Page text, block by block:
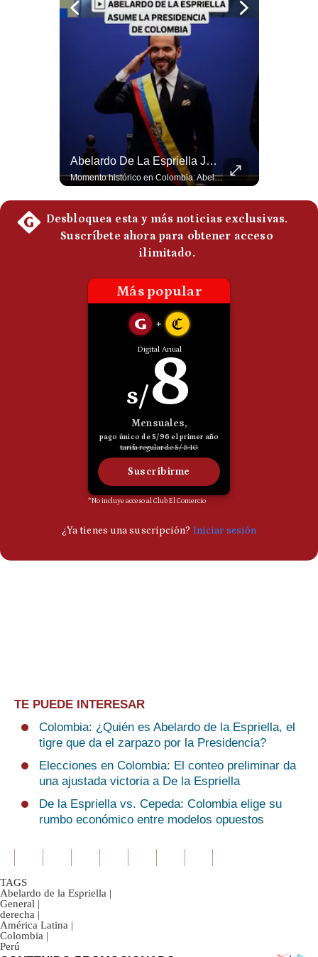
Abelardo De La Espriella Juramenta Como Nuevo Presidente | Gestión Mundo
Momento histórico en Colombia: Abelardo de la Espriella prestó juramento y recibió la banda presidencial en la Arena USC de Cali, convirtiéndose oficialmente en el nuevo Presidente de la República para el periodo 2026-2030. Por primera vez en la historia reciente del país, la investidura presidencial se celebró fuera de Bogotá. ¿Qué opinas del inicio de este nuevo mandato constitucional? #DeLaEspriella #Colombia #PosesionPresidencial #Cali #Shorts 👉 Suscríbete y activa la campana para no perderte nuestro análisis diario. 🌎 Síguenos en nuestras redes sociales: 📌 Web oficial: https://gestion.pe/mundo/ 📌 LinkedIn: http://bit.ly/3HYIET0 📌 X (Twitter): http://bit.ly/4noZtX9 📌 TikTok: http://bit.ly/4evB6TO
TE PUEDE INTERESAR
Colombia: ¿Quién es Abelardo de la Espriella, el
tigre que da el zarpazo por la Presidencia?
Elecciones en Colombia: El conteo preliminar da
una ajustada victoria a De la Espriella
De la Espriella vs. Cepeda: Colombia elige su
rumbo económico entre modelos opuestos
TAGS
Abelardo de la Espriella |
General |
derecha |
América Latina |
Colombia |
Perú